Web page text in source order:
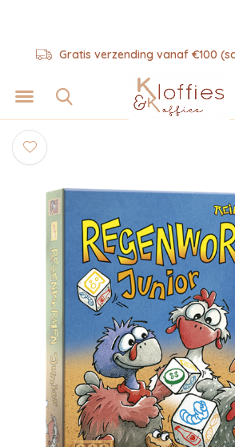
Gratis verzending vanaf €100